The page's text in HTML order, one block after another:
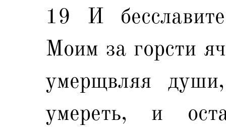
19 И
Моим за горсти
умерщвляя
умереть, и